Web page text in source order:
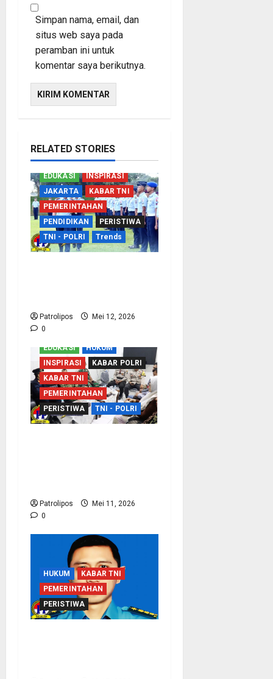
Simpan nama, email, dan
situs web saya pada
peramban ini untuk
komentar saya berikutnya.
RELATED STORIES
EDUKASI
INSPIRASI
JAKARTA
KABAR TNI
PEMERINTAHAN
PENDIDIKAN
PERISTIWA
TNI - POLRI
Trends
Patrolipos
Mei 12, 2026
0
EDUKASI
HUKUM
INSPIRASI
KABAR POLRI
KABAR TNI
PEMERINTAHAN
PERISTIWA
TNI - POLRI
Patrolipos
Mei 11, 2026
0
HUKUM
KABAR TNI
PEMERINTAHAN
PERISTIWA